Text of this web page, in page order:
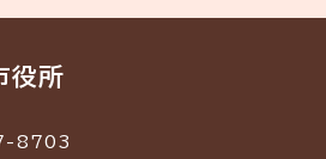
役所
8703